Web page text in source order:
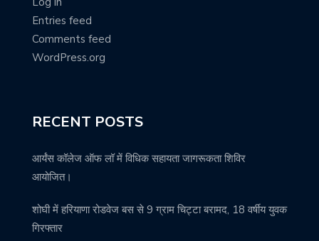
Entries feed
Comments feed
WordPress.org
RECENT POSTS
आर्यंस कॉलेज ऑफ लॉ में विधिक सहायता जागरूकता शिविर
आयोजित।
शोघी में हरियाणा रोडवेज बस से 9 ग्राम चिट्टा बरामद, 18 वर्षीय युवक
गिरफ्तार